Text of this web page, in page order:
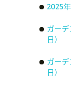
2025
ガー
日）
ガーデ
日）